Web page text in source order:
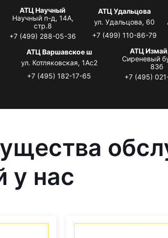
АТЦ Научный
Научный п-д, 14А,
стр.8
+7 (499) 288-05-36
АТЦ Удальцова
ул. Удальцова, 60
+7 (499) 110-86-79
АТЦ Варшавское ш
ул. Котляковская, 1Ас2
+7 (495) 182-17-65
АТЦ
Сиреневый
83б
+7 (495)
у нас